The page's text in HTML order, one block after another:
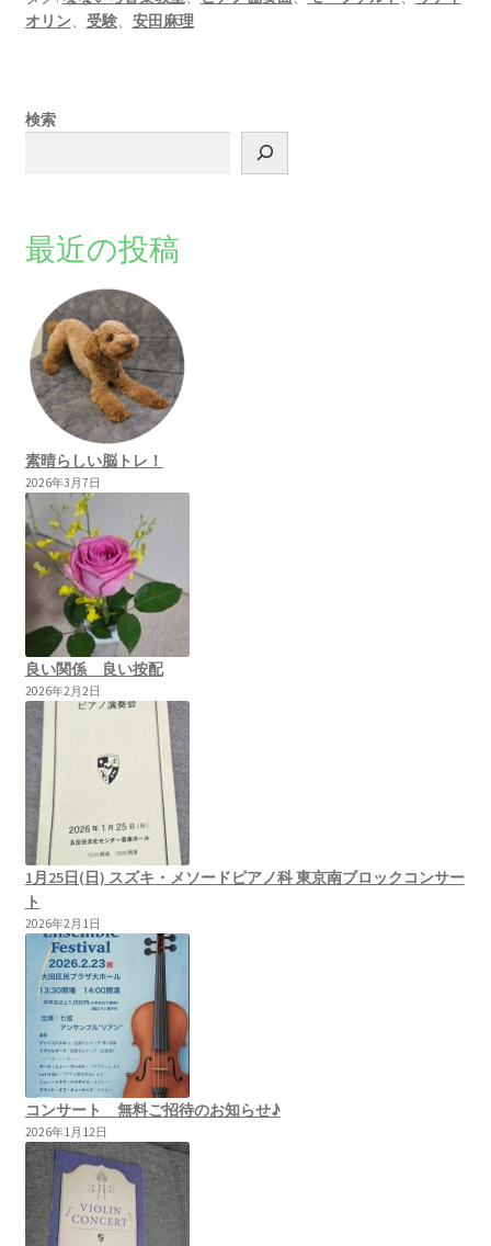
オリン、 受験、 安田麻理
検索
最近の投稿
素晴らしい脳トレ！
2026年3月7日
良い関係 良い按配
2026年2月2日
1月25日(日) スズキ・メソードピアノ科 東京南ブロックコンサー
ト
2026年2月1日
コンサート 無料ご招待のお知らせ♪
2026年1月12日